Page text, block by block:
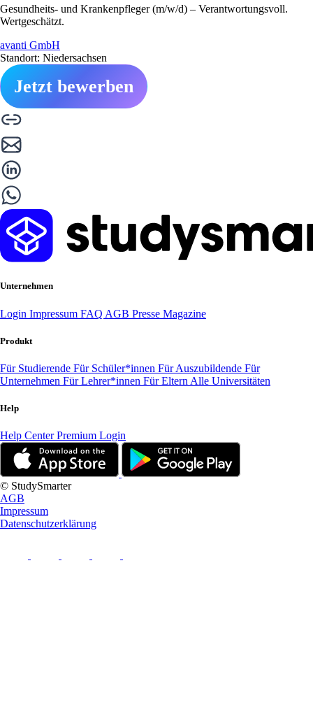
Gesundheits- und Krankenpfleger (m/w/d) – Verantwortungsvoll.
Wertgeschätzt.
avanti GmbH
Standort: Niedersachsen
Jetzt bewerben
Unternehmen
Login Impressum FAQ AGB Presse Magazine
Produkt
Für Studierende Für Schüler*innen Für Auszubildende Für
Unternehmen Für Lehrer*innen Für Eltern Alle Universitäten
Help
Help CenterPremium Login
© StudySmarter
AGB
Impressum
Datenschutzerklärung